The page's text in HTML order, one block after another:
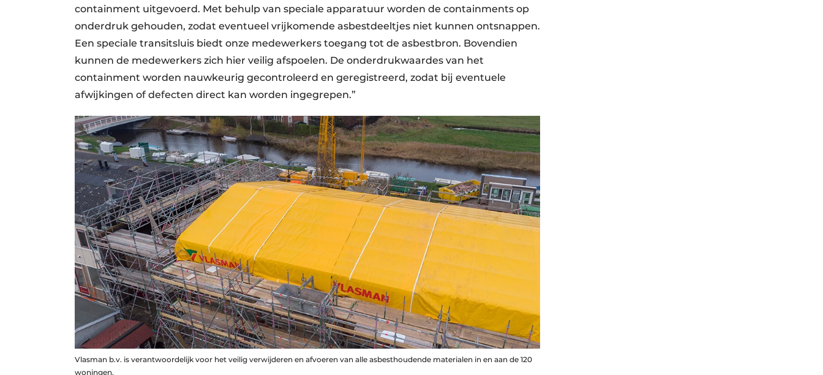
containment uitgevoerd. Met behulp van speciale apparatuur worden de containments op
onderdruk gehouden, zodat eventueel vrijkomende asbestdeeltjes niet kunnen ontsnappen.
Een speciale transitsluis biedt onze medewerkers toegang tot de asbestbron. Bovendien
kunnen de medewerkers zich hier veilig afspoelen. De onderdrukwaardes van het
containment worden nauwkeurig gecontroleerd en geregistreerd, zodat bij eventuele
afwijkingen of defecten direct kan worden ingegrepen.”
Vlasman b.v. is verantwoordelijk voor het veilig verwijderen en afvoeren van alle asbesthoudende materialen in en aan de 120
woningen.